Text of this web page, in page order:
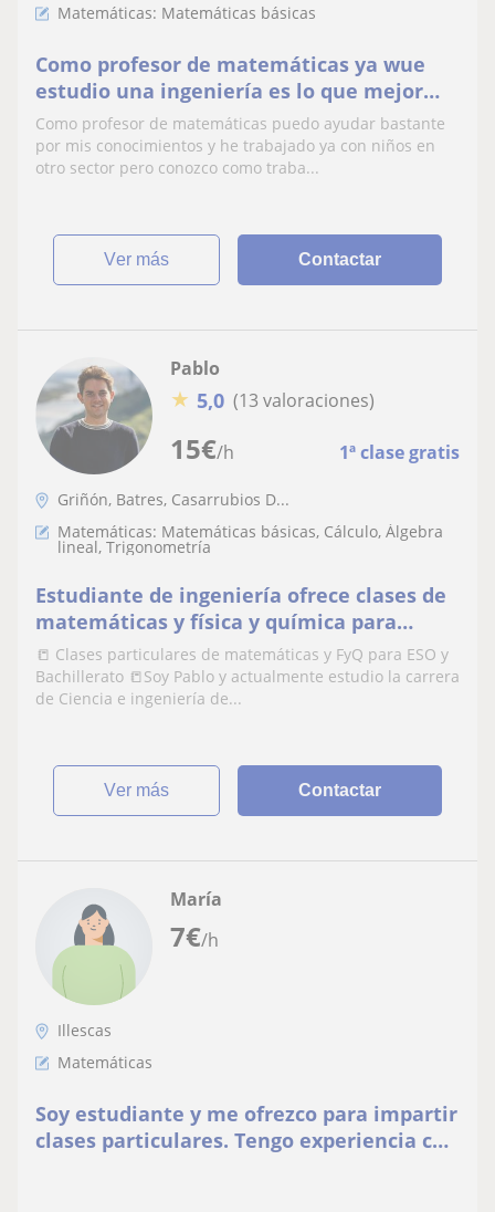
Matemáticas: Matemáticas básicas
Como profesor de matemáticas ya wue
estudio una ingeniería es lo que mejor
puedo enseñar tanto primaria como
instituto y bachiller
Como profesor de matemáticas puedo ayudar bastante
por mis conocimientos y he trabajado ya con niños en
otro sector pero conozco como traba...
ver más Contactar
15€/h 1ª clase gratis
Pablo
★ 5,0 (13 valoraciones)
Griñón, Batres, Casarrubios D...
Matemáticas: Matemáticas básicas, Cálculo, Álgebra
lineal, Trigonometría
Estudiante de ingeniería ofrece clases de
matemáticas y física y química para
alumnos de ESO y Bachillerato
📒 Clases particulares de matemáticas y FyQ para ESO y
Bachillerato 📒Soy Pablo y actualmente estudio la carrera
de Ciencia e ingeniería de...
ver más Contactar
7€/h
María
Illescas
Matemáticas
Soy estudiante y me ofrezco para impartir
clases particulares. Tengo experiencia con